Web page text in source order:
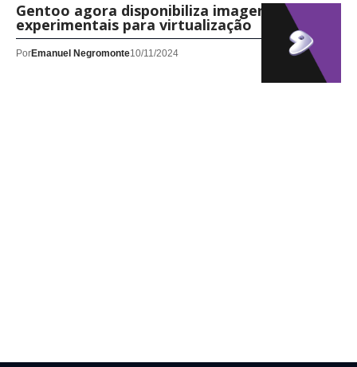
Gentoo agora disponibiliza imagens QCOW2
experimentais para virtualização
PorEmanuel Negromonte10/11/2024